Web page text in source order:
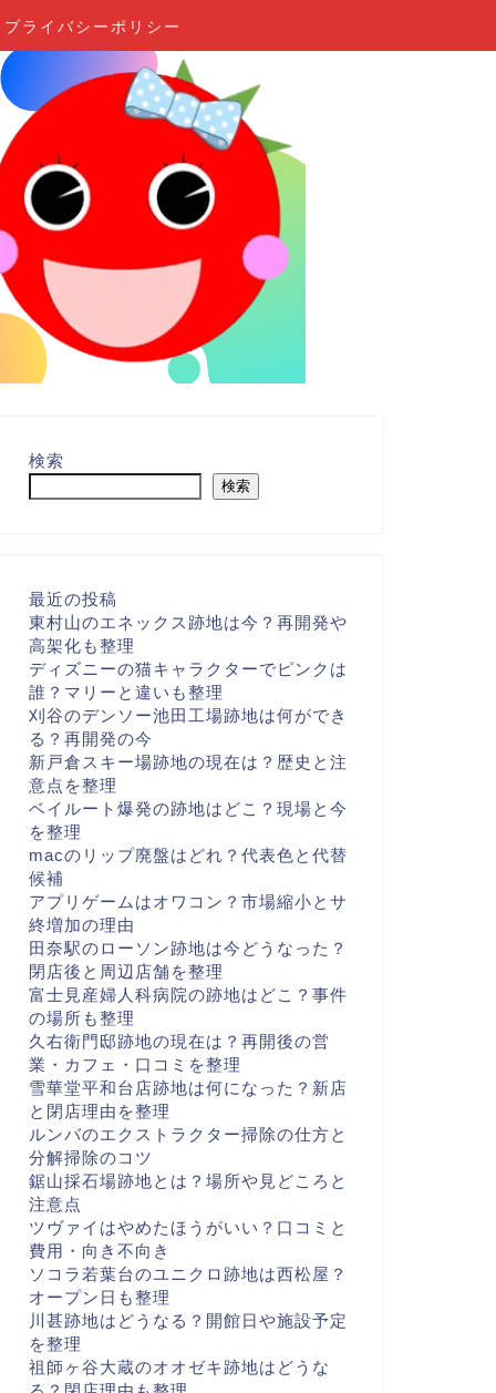
プライバシーポリシー
検索
検索
最近の投稿
東村山のエネックス跡地は今？再開発や
高架化も整理
ディズニーの猫キャラクターでピンクは
誰？マリーと違いも整理
刈谷のデンソー池田工場跡地は何ができ
る？再開発の今
新戸倉スキー場跡地の現在は？歴史と注
意点を整理
ベイルート爆発の跡地はどこ？現場と今
を整理
macのリップ廃盤はどれ？代表色と代替
候補
アプリゲームはオワコン？市場縮小とサ
終増加の理由
田奈駅のローソン跡地は今どうなった？
閉店後と周辺店舗を整理
富士見産婦人科病院の跡地はどこ？事件
の場所も整理
久右衛門邸跡地の現在は？再開後の営
業・カフェ・口コミを整理
雪華堂平和台店跡地は何になった？新店
と閉店理由を整理
ルンバのエクストラクター掃除の仕方と
分解掃除のコツ
鋸山採石場跡地とは？場所や見どころと
注意点
ツヴァイはやめたほうがいい？口コミと
費用・向き不向き
ソコラ若葉台のユニクロ跡地は西松屋？
オープン日も整理
川甚跡地はどうなる？開館日や施設予定
を整理
祖師ヶ谷大蔵のオオゼキ跡地はどうな